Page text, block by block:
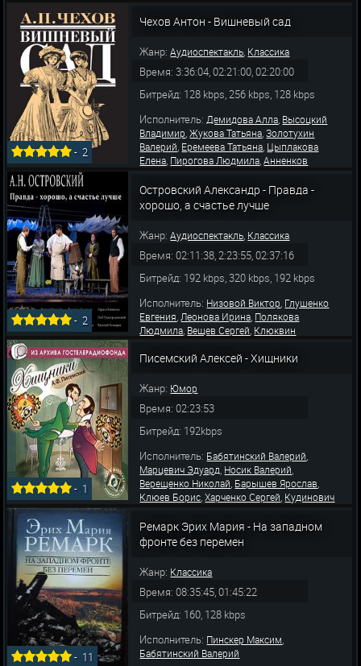
Валерий,Морозова Светлана,Топорков
-2
Чехов Антон - Вишневый сад
Жанр:Аудиоспектакль Классика
Время: 3:36:04, 02:21:00, 02:20:00
Битрейд: 128 kbps, 256 kbps, 128 kbps
Исполнитель: Демидова Алла Высоцкий
Владимир ,Жукова Татьяна ,Золотухин
Валерий Еремеева Татьяна Цыплакова
Елена Пирогова Людмила ,Анненков
Валерий,Рыжов Николай,Егорова
Генриетта,Дубровский Владимир
Короткова Татьяна Иль
-2
Островский Александр - Правда -
хорошо, а счастье лучше
Жанр:Аудиоспектакль, Классика
Время: 02:11:38, 2:23:55, 02:37:16
Битрейд: 192 kbps, 320 kbps, 192 kbps
Исполнитель: Низовой Виктор, Глушенко
Евгения,Леонова Ирина, Полякова
Людмила, Вещев Сергей, Клюквин
Подгородинский Глеб, Бочкарев Василий
Светлана,Колосов Владимир
Варвара ,
- 1
Писемский Алексей - Хищники
Жанр: Юмор
Время: 02:23:53
Битрейд: 192kbps
Исполнитель: Бабятинский Валерий,
Марцевич Эдуард, Носик Валерий,
Верещенко Николай, Барышев Ярослав,
Клюев Борис,Харченко Сергей, Кудинович
Бурыгина Юлия,Аникеева Любовь
- 11
Ремарк Эрих Мария - На западном
фронте без перемен
Жанр: Классика
Время: 08:35:45, 01:45:22
Битрейд: 160, 128 kbps
Исполнитель: Пинскер Максим,
Бабятинский Валерий